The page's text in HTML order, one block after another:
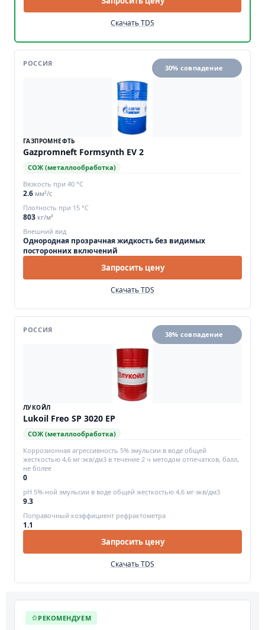
Скачать TDS
РОССИЯ
30% совпадение
ГАЗПРОМНЕФТЬ
Gazpromneft Formsynth EV 2
СОЖ (металлообработка)
Вязкость при 40 °C
2.6 мм²/с
Плотность при 15 °C
803 кг/м³
Внешний вид
Однородная прозрачная жидкость без видимых
посторонних включений
Запросить цену
Скачать TDS
РОССИЯ
38% совпадение
ЛУКОЙЛ
Lukoil Freo SP 3020 EP
СОЖ (металлообработка)
Коррозионная агрессивность 5% эмульсии в воде общей
жесткостью 4,6 мг∙экв/дм3 в течение 2 ч методом отпечатков, балл,
не более
0
pH 5%-ной эмульсии в воде общей жесткостью 4,6 мг∙экв/дм3
9.3
Поправочный коэффициент рефрактометра
1.1
Запросить цену
Скачать TDS
РЕКОМЕНДУЕМ